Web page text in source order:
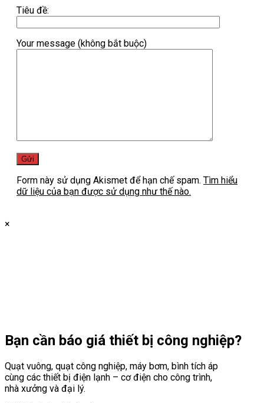
Tiêu đề:
Your message (không bắt buộc)
Form này sử dụng Akismet để hạn chế spam. Tìm hiểu
dữ liệu của bạn được sử dụng như thế nào.
×
Bạn cần báo giá thiết bị công nghiệp?
Quạt vuông, quạt công nghiệp, máy bơm, bình tích áp
cùng các thiết bị điện lạnh – cơ điện cho công trình,
nhà xưởng và đại lý.